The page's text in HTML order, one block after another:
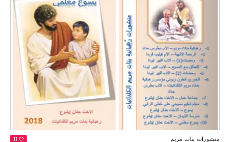
منشورات بنات مريم 11